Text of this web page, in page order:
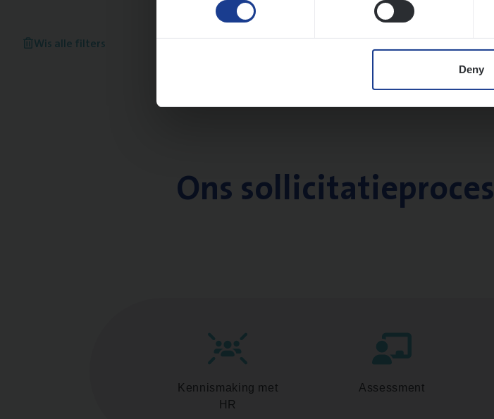
Deny
Wis alle filters
Ons sollicitatieproces
Kennismaking met
HR
Assessment